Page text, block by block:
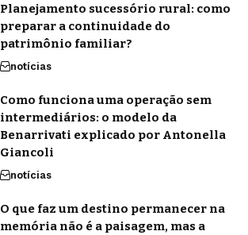
Planejamento sucessório rural: como
preparar a continuidade do
patrimônio familiar?
notícias
Como funciona uma operação sem
intermediários: o modelo da
Benarrivati explicado por Antonella
Giancoli
notícias
O que faz um destino permanecer na
memória não é a paisagem, mas a